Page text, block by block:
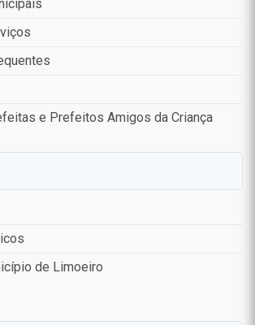
e Prefeitos Amigos da Criança
de Limoeiro